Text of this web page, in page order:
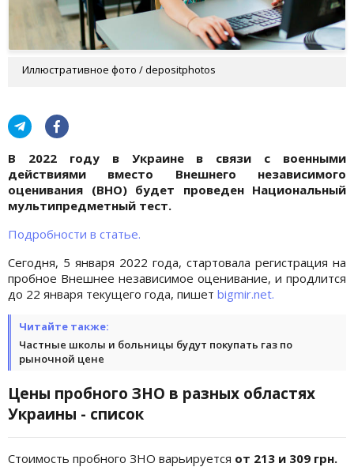
Иллюстративное фото / depositphotos
В 2022 году в Украине в связи с военными
действиями вместо Внешнего независимого
оценивания (ВНО) будет проведен Национальный
мультипредметный тест.
Подробности в статье.
Сегодня, 5 января 2022 года, стартовала регистрация на
пробное Внешнее независимое оценивание, и продлится
до 22 января текущего года, пишет bigmir.net.
Читайте также:
Частные школы и больницы будут покупать газ по
рыночной цене
Цены пробного ЗНО в разных областях
Украины - список
Стоимость пробного ЗНО варьируется от 213 и 309 грн.